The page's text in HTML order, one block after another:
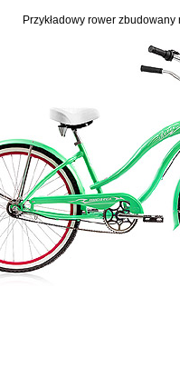
Przykładowy rower zbudowany